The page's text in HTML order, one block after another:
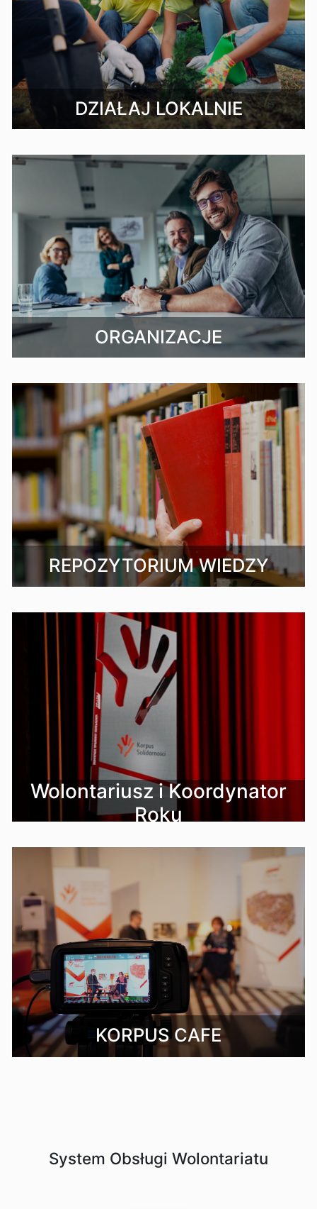
DZIAŁAJ LOKALNIE
ORGANIZACJE
REPOZYTORIUM WIEDZY
Wolontariusz i Koordynator
Roku
KORPUS CAFE
System Obsługi Wolontariatu